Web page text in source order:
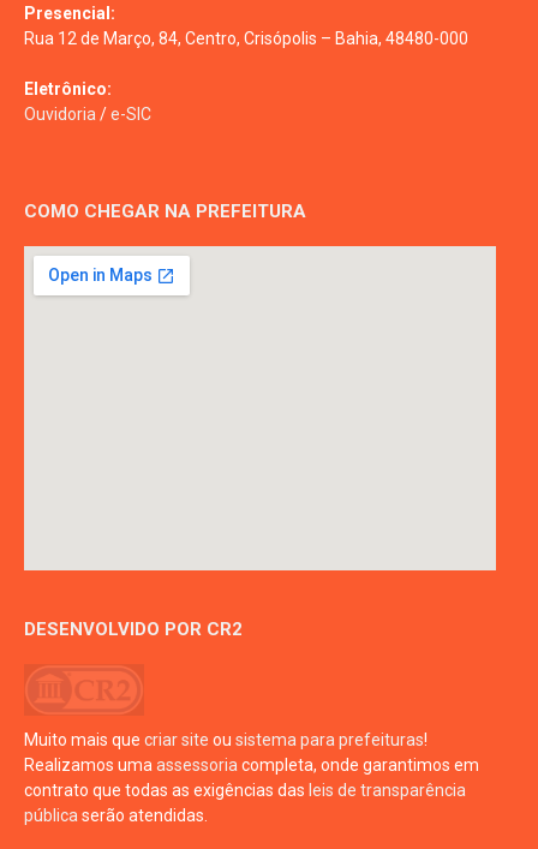
Presencial:
Rua 12 de Março, 84, Centro, Crisópolis – Bahia, 48480-000
Eletrônico:
Ouvidoria /e-SIC
COMO CHEGAR NA PREFEITURA
DESENVOLVIDO POR CR2
Muito mais que criar site ou sistema para prefeituras!
Realizamos uma assessoria completa, onde garantimos em
contrato que todas as exigências das leis de transparência
pública serão atendidas.